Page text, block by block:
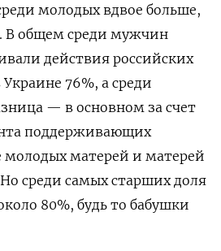
молодых вдвое больше,
В общем среди мужчин
действия российских
76%, а среди
— в основном за счет
поддерживающих
матерей и матерей
среди самых старших доля
80%, будь то бабушки